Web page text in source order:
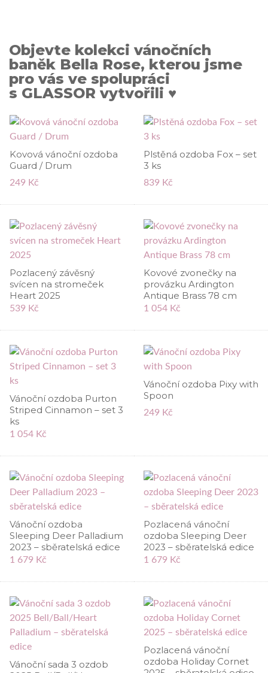
Objevte kolekci vánočních
baněk Bella Rose, kterou jsme
pro vás ve spolupráci
s GLASSOR vytvořili ♥
Kovová vánoční ozdoba
Guard / Drum
249 Kč
Plstěná ozdoba Fox – set
3 ks
839 Kč
Pozlacený závěsný
svícen na stromeček
Heart 2025
539 Kč
Kovové zvonečky na
provázku Ardington
Antique Brass 78 cm
1 054 Kč
Vánoční ozdoba Purton
Striped Cinnamon – set 3
ks
1 054 Kč
Vánoční ozdoba Pixy with
Spoon
249 Kč
Vánoční ozdoba
Sleeping Deer Palladium
2023 – sběratelská edice
1 679 Kč
Pozlacená vánoční
ozdoba Sleeping Deer
2023 – sběratelská edice
1 679 Kč
Vánoční sada 3 ozdob
Pozlacená vánoční
ozdoba Holiday Cornet